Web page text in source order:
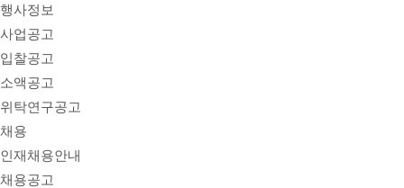
행사정보
사업공고
입찰공고
소액공고
위탁연구공고
채용
인재채용안내
채용공고